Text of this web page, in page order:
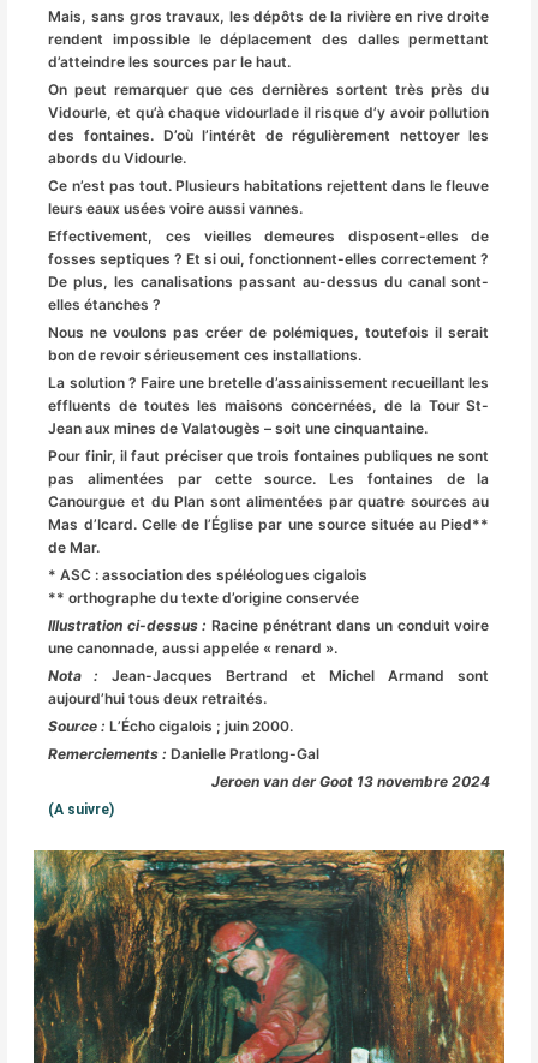
Mais, sans gros travaux, les dépôts de la rivière en rive droite
rendent impossible le déplacement des dalles permettant
d’atteindre les sources par le haut.
On peut remarquer que ces dernières sortent très près du
Vidourle, et qu’à chaque vidourlade il risque d’y avoir pollution
des fontaines. D’où l’intérêt de régulièrement nettoyer les
abords du Vidourle.
Ce n’est pas tout. Plusieurs habitations rejettent dans le fleuve
leurs eaux usées voire aussi vannes.
Effectivement, ces vieilles demeures disposent-elles de
fosses septiques ? Et si oui, fonctionnent-elles correctement ?
De plus, les canalisations passant au-dessus du canal sont-
elles étanches ?
Nous ne voulons pas créer de polémiques, toutefois il serait
bon de revoir sérieusement ces installations.
La solution ? Faire une bretelle d’assainissement recueillant les
effluents de toutes les maisons concernées, de la Tour St-
Jean aux mines de Valatougès – soit une cinquantaine.
Pour finir, il faut préciser que trois fontaines publiques ne sont
pas alimentées par cette source. Les fontaines de la
Canourgue et du Plan sont alimentées par quatre sources au
Mas d’Icard. Celle de l’Église par une source située au Pied**
de Mar.
* ASC : association des spéléologues cigalois
** orthographe du texte d’origine conservée
Illustration ci-dessus : Racine pénétrant dans un conduit voire
une canonnade, aussi appelée « renard ».
Nota :
Jean-Jacques Bertrand et Michel Armand sont
aujourd’hui tous deux retraités.
Source :L’Écho cigalois ; juin 2000.
Remerciements :Danielle Pratlong-Gal
Jeroen van der Goot 13 novembre 2024
(A suivre)